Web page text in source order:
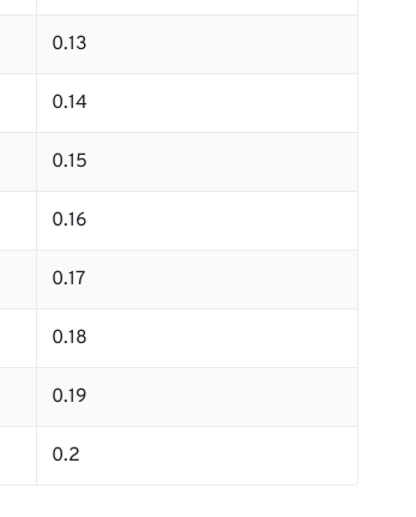
0.13
0.14
0.15
0.16
0.17
0.18
0.19
0.2